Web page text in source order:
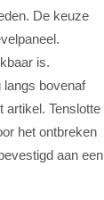
De keuze
is.
langs bovenaf
artikel. Tenslotte
het ontbreken
aan een